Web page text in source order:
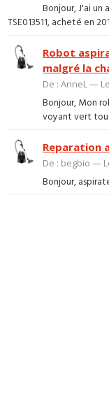
Bonjour, J'ai un
TSE013511, acheté en
Robot
malgré la
De : AnneL —
Bonjour, Mon
voyant vert
Reparation
De : begbio —
Bonjour,